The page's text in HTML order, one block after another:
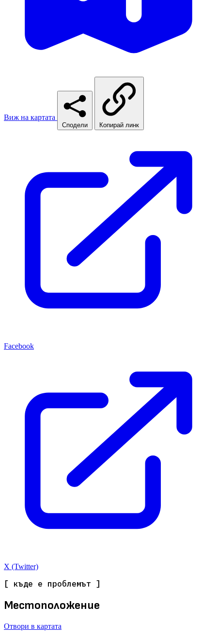
Виж на картата
Сподели Копирай линк
Facebook
X (Twitter)
[ къде е проблемът ]
Местоположение
Отвори в картата